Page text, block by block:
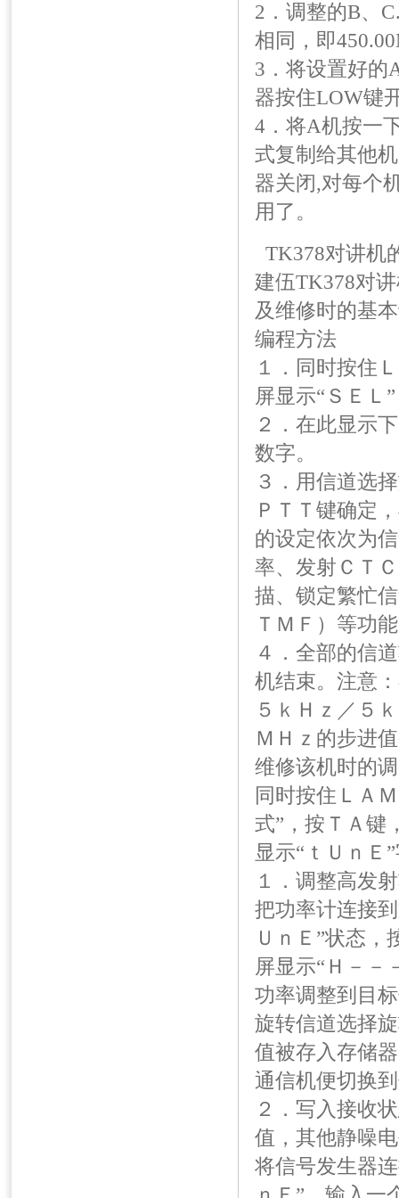
2．调整的B、
相同，即
3．将设置好的
器按住LOW键
4．将A机按一
式复制给其他
器关闭,对每个
用了。
TK378对讲机
建伍TK378对
及维修时的基
编程方法
１．同时按住
屏显示“ＳＥＬ
２．在此显示
数字。
３．用信道选
ＰＴＴ键确定
的设定依次为
率、发射ＣＴ
描、锁定繁忙
ＴＭＦ）等功
４．全部的信
机结束。注意
５ｋＨｚ／５
ＭＨｚ的步进
维修该机时的
同时按住ＬＡ
式”，按ＴＡ键
显示“ｔＵｎＥ
１．调整高发
把功率计连接
ＵｎＥ”状态
屏显示“Ｈ－－
功率调整到目
旋转信道选择
值被存入存储
通信机便切换
２．写入接收
值，其他静噪
将信号发生器